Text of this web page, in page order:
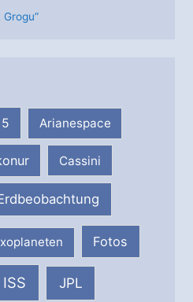
Arianespace
Cassini
Fotos
ISS JPL